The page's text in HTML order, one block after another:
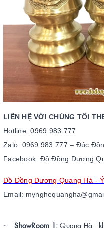
LIÊN HỆ VỚI CHÚNG TÔI
Hotline: 0969.983.777
Zalo: 0969.983.777 – Đúc
Facebook: Đồ Đồng Dương
Đồ Đồng Dương Quang Hà -
Email:
- ShowRoom 1: Quang Hà :